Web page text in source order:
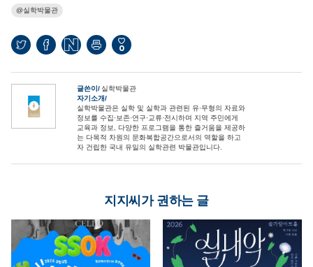
실학박물관
0
글쓴이
실학박물관
자기소개
실학박물관은 실학 및 실학과 관련된 유·무형의 자료와
정보를 수집·보존·연구·교류·전시하며 지역 주민에게
교육과 정보, 다양한 프로그램을 통한 즐거움을 제공하
는 다목적 차원의 문화복합공간으로서의 역할을 하고
자 건립한 국내 유일의 실학관련 박물관입니다.
지지씨가 권하는 글